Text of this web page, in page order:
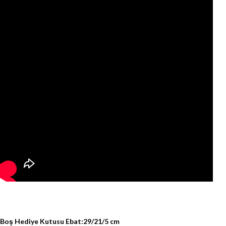
Boş Hediye Kutusu Ebat:29/21/5 cm